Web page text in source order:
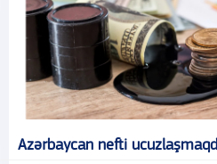
Azərbaycan nefti